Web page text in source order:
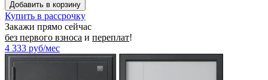
Купить в рассрочку
Закажи прямо сейчас
без первого взноса и переплат!
4 333 руб/мес